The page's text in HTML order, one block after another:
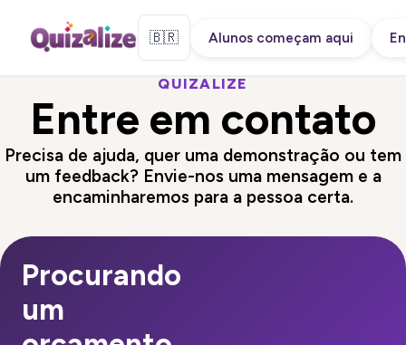
🇧🇷 Alunos começam aqui
QUIZALIZE
Entre em contato
Precisa de ajuda, quer uma demonstração ou tem
um feedback? Envie-nos uma mensagem e a
encaminharemos para a pessoa certa.
Procurando
um